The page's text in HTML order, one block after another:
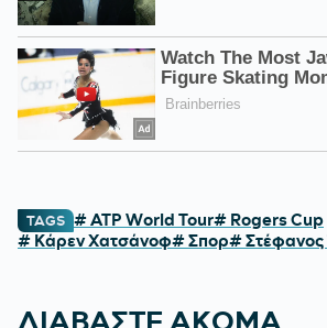
TAGS # ATP World Tour# Rogers Cup
# Κάρεν Χατσάνοφ# Σπορ# Στέφανος